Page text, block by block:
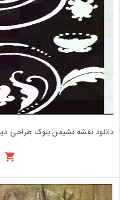
دانلود نقشه نشیمن بلوک طراحی دیوار